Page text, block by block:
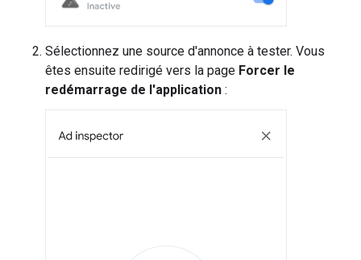
Sélectionnez une source d'annonce à tester. Vous
êtes ensuite redirigé vers la page Forcer le
redémarrage de l'application :